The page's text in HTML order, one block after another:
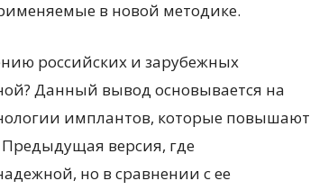
в новой методике.
российских и зарубежных
Данный вывод основывается на
имплантов, которые повышают
Предыдущая версия, где
но в сравнении с ее